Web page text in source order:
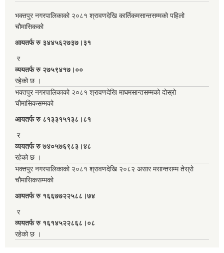
भक्तपुर नगरपालिकाको २०८१ श्रावणदेखि कार्तिकमसान्तसम्मको पहिलो
चौमासिकको
आयतर्फ रु‌ ३४४५६२७३७।३१
र
व्ययतर्फ रु २७५९४१७।००
रहेको छ ।
भक्तपुर नगरपालिकाको २०८१ श्रावणदेखि माघमसान्तसम्मको दोस्रो
चौमासिकसम्मको
आयतर्फ रु‌ ८१३३१५१३८।८१
र
व्ययतर्फ रु ७४०५७६९८३।४८
रहेको छ ।
भक्तपुर नगरपालिकाको २०८१ श्रावणदेखि २०८२ असार मसान्तसम्म तेस्रो
चौमासिकसम्मको
आयतर्फ रु‌ १६६७७२२५८८।७४
र
व्ययतर्फ रु १६१४५२२८६८।०८
रहेको छ ।